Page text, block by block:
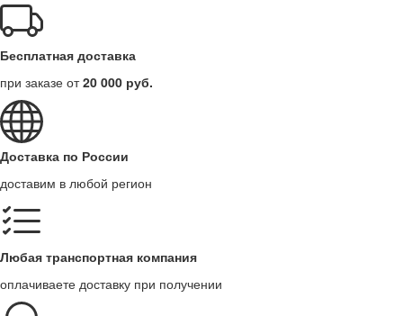
Бесплатная доставка
при заказе от20 000 руб.
Доставка по России
доставим в любой регион
Любая транспортная компания
оплачиваете доставку при получении